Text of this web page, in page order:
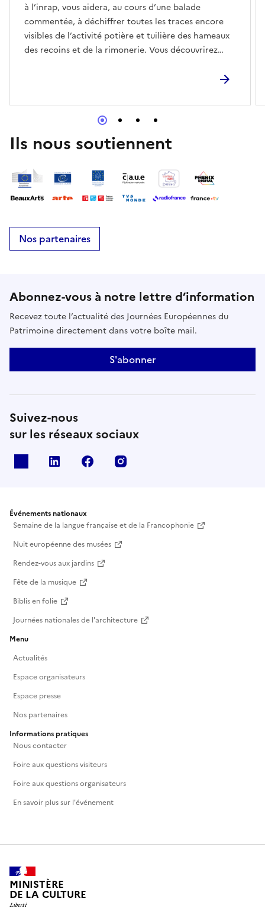
à l’inrap, vous aidera, au cours d’une balade
commentée, à déchiffrer toutes les traces encore
visibles de l’activité potière et tuilière des hameaux
des recoins et de la rimonerie. Vous découvrirez
bien d’autres curiosités Gratuit Places limitées à 20
Accessible pour les enfants à partir de 8 ansE-
mailmaisondupotier49@gmail.com
Ils nous soutiennent
Nos partenaires
Abonnez-vous à notre lettre d’information
Recevez toute l’actualité des Journées Européennes du
Patrimoine directement dans votre boîte mail.
S'abonner
Suivez-nous
sur les réseaux sociaux
Linkedin Facebook
Événements nationaux
Semaine de la langue française et de la Francophonie
Nuit européenne des musées
Rendez-vous aux jardins
Fête de la musique
Biblis en folie
Journées nationales de l'architecture
Menu
Actualités
Espace organisateurs
Espace presse
Nos partenaires
Informations pratiques
Nous contacter
Foire aux questions visiteurs
Foire aux questions organisateurs
En savoir plus sur l'événement
MINISTÈRE
DE LA CULTURE